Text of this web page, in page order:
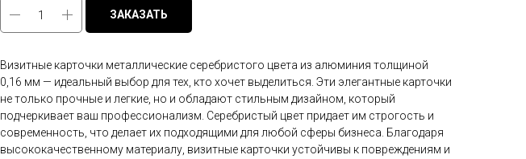
ЗАКАЗАТЬ
Визитные карточки металлические серебристого цвета из алюминия толщиной
0,16 мм — идеальный выбор для тех, кто хочет выделиться. Эти элегантные карточки
не только прочные и легкие, но и обладают стильным дизайном, который
подчеркивает ваш профессионализм. Серебристый цвет придает им строгость и
современность, что делает их подходящими для любой сферы бизнеса. Благодаря
высококачественному материалу, визитные карточки устойчивы к повреждениям и